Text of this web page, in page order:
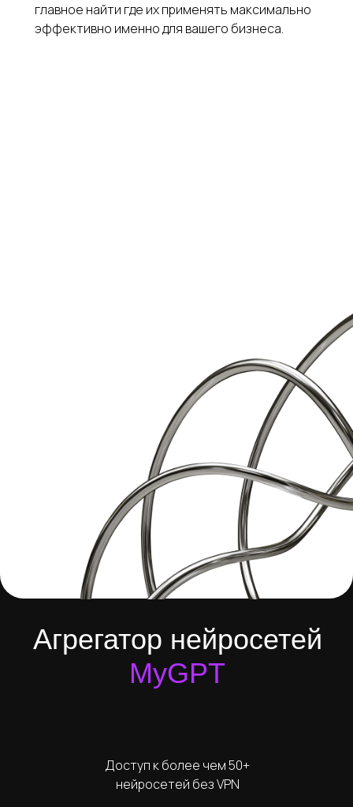
главное найти где их применять максимально
эффективно именно для вашего бизнеса.
Агрегатор нейросетей
MyGPT
Доступ к более чем 50+
нейросетей без VPN